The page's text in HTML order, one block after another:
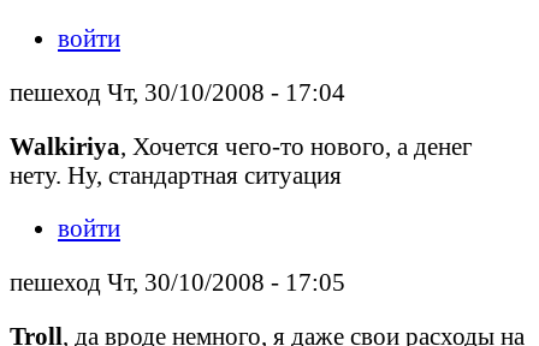
войти
пешеход Чт, 30/10/2008 - 17:04
Walkiriya , Хочется чего-то нового, а денег
нету. Ну, стандартная ситуация
войти
пешеход Чт, 30/10/2008 - 17:05
Troll, да вроде немного, я даже свои расходы на